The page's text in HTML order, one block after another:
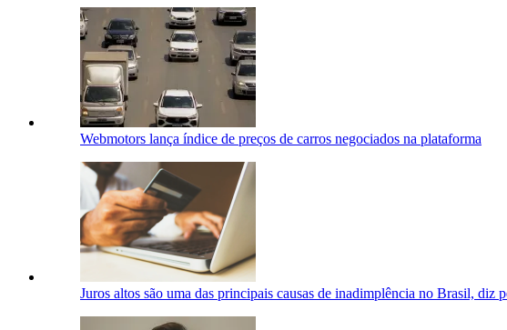
Webmotors lança índice de preços de carros negociados na plataforma
Juros altos são uma das principais causas de inadimplência no Brasil, diz